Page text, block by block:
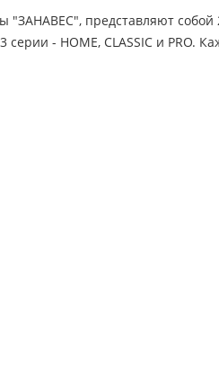
"ЗАНАВЕС", представляют
серии - HOME, CLASSIC и PRO.